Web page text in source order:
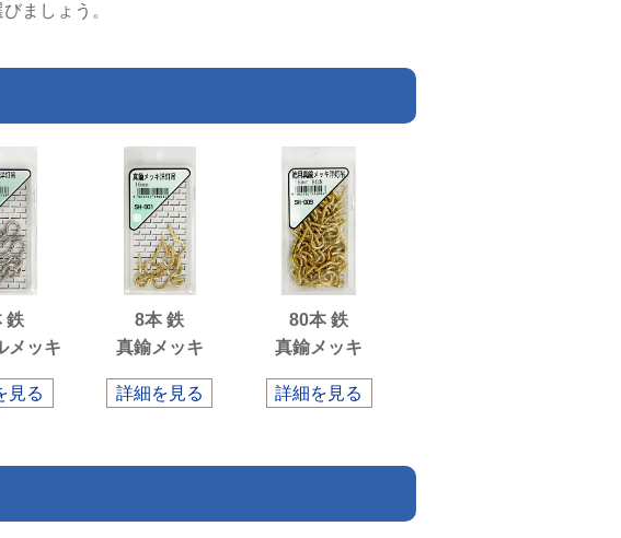
ましょう。
鉄
メッキ
見る
8本 鉄
真鍮メッキ
詳細を見る
80本 鉄
真鍮メッキ
詳細を見る